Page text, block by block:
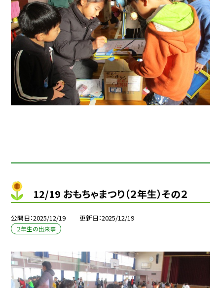
12/19 おもちゃまつり（２年生）その２
公開日 2025/12/19 更新日 2025/12/19
２年生の出来事